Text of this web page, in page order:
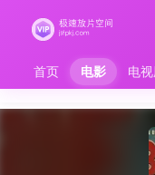
首页 电影 电视